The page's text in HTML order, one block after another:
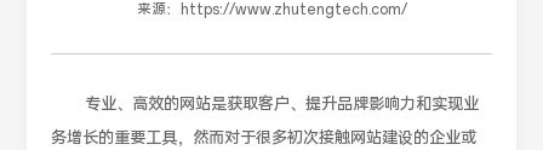
来源：
https://www.zhutengtech.com/
专业、高效的网站是获取客户、提升品牌影响力和实现业
务增长的重要工具，然而对于很多初次接触网站建设的企业或